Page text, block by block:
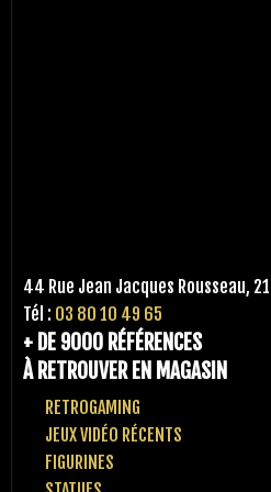
44 Rue Jean Jacques Rousseau,
Tél : 03 80 10 49 65
+ DE 9000 RÉFÉRENCES
À RETROUVER EN MAGASIN
RETROGAMING
JEUX VIDÉO RÉCENTS
FIGURINES